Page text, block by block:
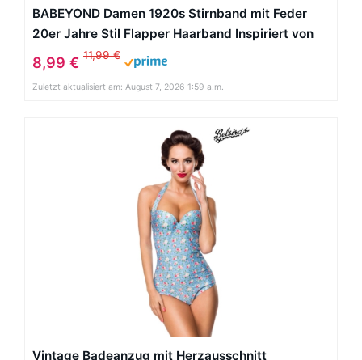
BABEYOND Damen 1920s Stirnband mit Feder
20er Jahre Stil Flapper Haarband Inspiriert von
Great Gatsby Damen Kostüm Accessoires
(Schwarz)
8,99 € 11,99 €
Zuletzt aktualisiert am: August 7, 2026 1:59 a.m.
Vintage Badeanzug mit Herzausschnitt